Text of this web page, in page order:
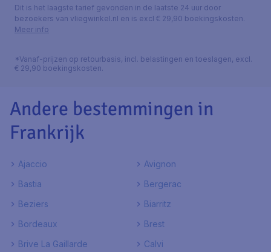
Dit is het laagste tarief gevonden in de laatste 24 uur door
bezoekers van vliegwinkel.nl en is excl € 29,90 boekingskosten.
Meer info
*Vanaf-prijzen op retourbasis, incl. belastingen en toeslagen, excl.
€ 29,90 boekingskosten.
Andere bestemmingen in
Frankrijk
Ajaccio
Avignon
Bastia
Bergerac
Beziers
Biarritz
Bordeaux
Brest
Brive La Gaillarde
Calvi